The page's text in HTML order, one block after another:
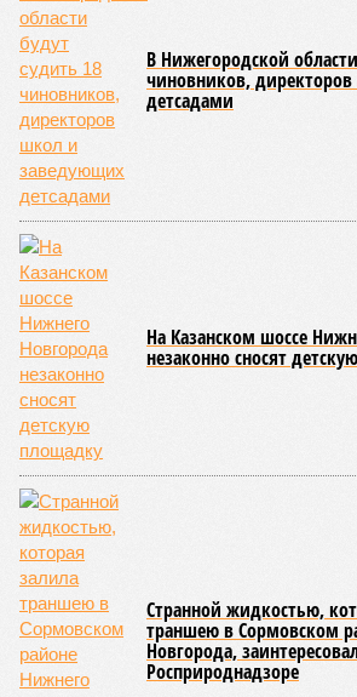
В Нижегородской
чиновников,
детсадами
На Казанском шоссе
незаконно сносят
Странной жидкостью,
траншею в Сормовском
Новгорода,
Росприроднадзоре